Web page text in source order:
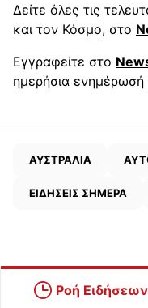
Δείτε όλες τις
και τον Κόσμο, στο
Εγγραφείτε στο
ημερήσια ενημέρωσή
ΑΥΣΤΡΑΛΙΑ
ΕΙΔΗΣΕΙΣ ΣΗΜΕΡΑ
Ροή Ειδήσεων